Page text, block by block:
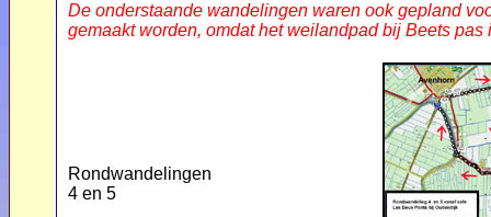
De onderstaande wandelingen waren ook gepland
gemaakt worden, omdat het weilandpad bij Beets
Rondwandelingen
4 en 5